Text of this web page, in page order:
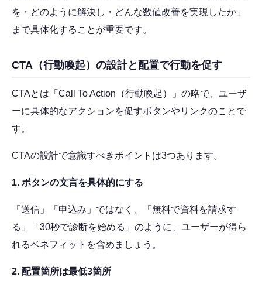
を・どのように解決し・どんな数値改善を実現したか」
まで具体化することが重要です。
CTA（行動喚起）の設計と配置で行動を促す
CTAとは「Call To Action（行動喚起）」の略で、ユーザ
ーに具体的なアクションを促すボタンやリンクのことで
す。
CTAの設計で意識すべきポイントは3つあります。
1. ボタンの文言を具体的にする
「送信」「申込み」ではなく、「無料で資料を請求す
る」「30秒で診断を始める」のように、ユーザーが得ら
れるベネフィットを含めましょう。
2. 配置箇所は最低3箇所